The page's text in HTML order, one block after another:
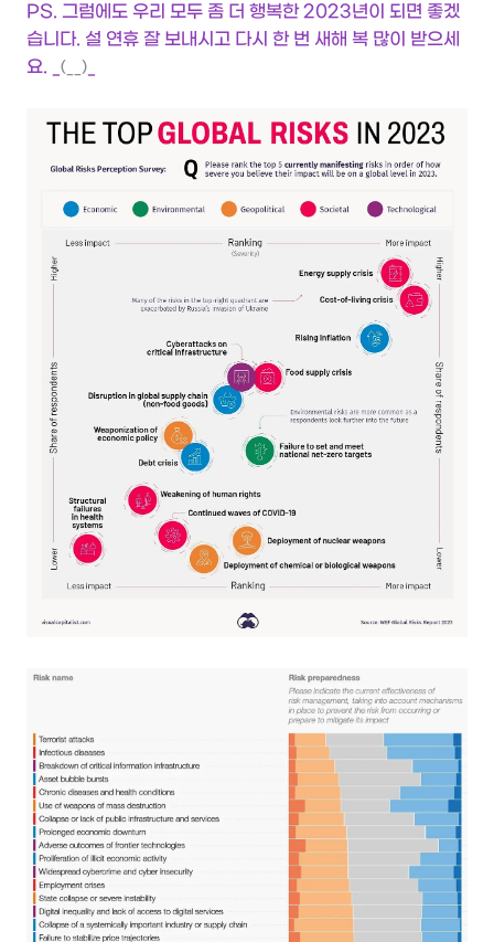
PS. 그럼에도 우리 모두 좀 더 행복한 2023년이 되면 좋겠
습니다. 설 연휴 잘 보내시고 다시 한 번 새해 복 많이 받으세
요. _ (__)